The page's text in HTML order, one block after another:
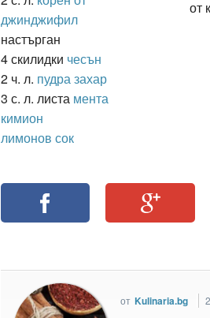
джинджифил
настърган
4 скилидки чесън
2 ч. л. пудра захар
3 с. л. листа мента
кимион
лимонов сок
от
от Kulinaria.bg